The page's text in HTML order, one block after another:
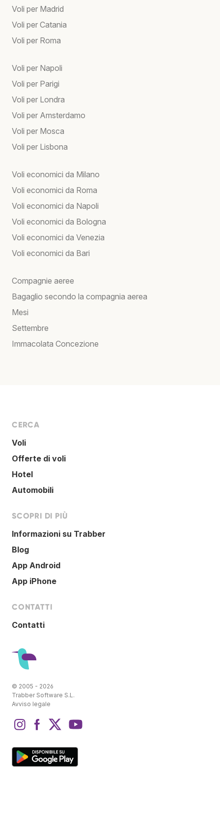
Voli per Madrid
Voli per Catania
Voli per Roma
Voli per Napoli
Voli per Parigi
Voli per Londra
Voli per Amsterdamo
Voli per Mosca
Voli per Lisbona
Voli economici da Milano
Voli economici da Roma
Voli economici da Napoli
Voli economici da Bologna
Voli economici da Venezia
Voli economici da Bari
Compagnie aeree
Bagaglio secondo la compagnia aerea
Mesi
Settembre
Immacolata Concezione
CERCA
Voli
Offerte di voli
Hotel
Automobili
SCOPRI DI PIÙ
Informazioni su Trabber
Blog
App Android
App iPhone
CONTATTI
Contatti
© 2005 - 2026
Trabber Software S.L.
Avviso legale